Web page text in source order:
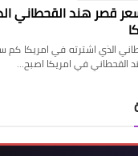
قصر هند القحطاني
الذي اشترته في امريكا كم
القحطاني في امريكا اصبح…